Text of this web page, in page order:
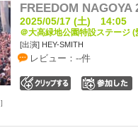
FREEDOM NAGOYA
2025/05/17 (土) 14:05
＠大高緑地公園特設ステージ (
[出演] HEY-SMITH
レビュー：--件